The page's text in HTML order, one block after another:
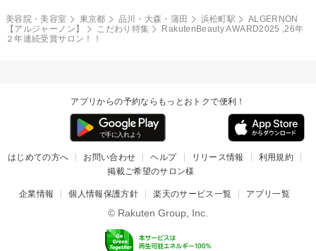
美容院・美容室 東京都 品川・大森・蒲田 浜松町駅
ALGERNON
【アルジャーノン】
こだわり特集
RakutenBeauty AWARD2025 ,26年
２年連続受賞サロン！！
アプリからの予約ならもっとおトクで便利！
はじめての方へ お問い合わせ ヘルプ リリース情報
利用規約
掲載ご希望のサロン様
企業情報 個人情報保護方針 楽天のサービス一覧 アプリ一覧
© Rakuten Group, Inc.